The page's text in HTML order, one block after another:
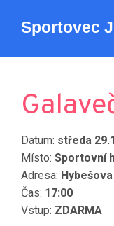
Datum: středa
Místo: Sportovní
Adresa:
Čas: 17:00
Vstup: ZDARMA